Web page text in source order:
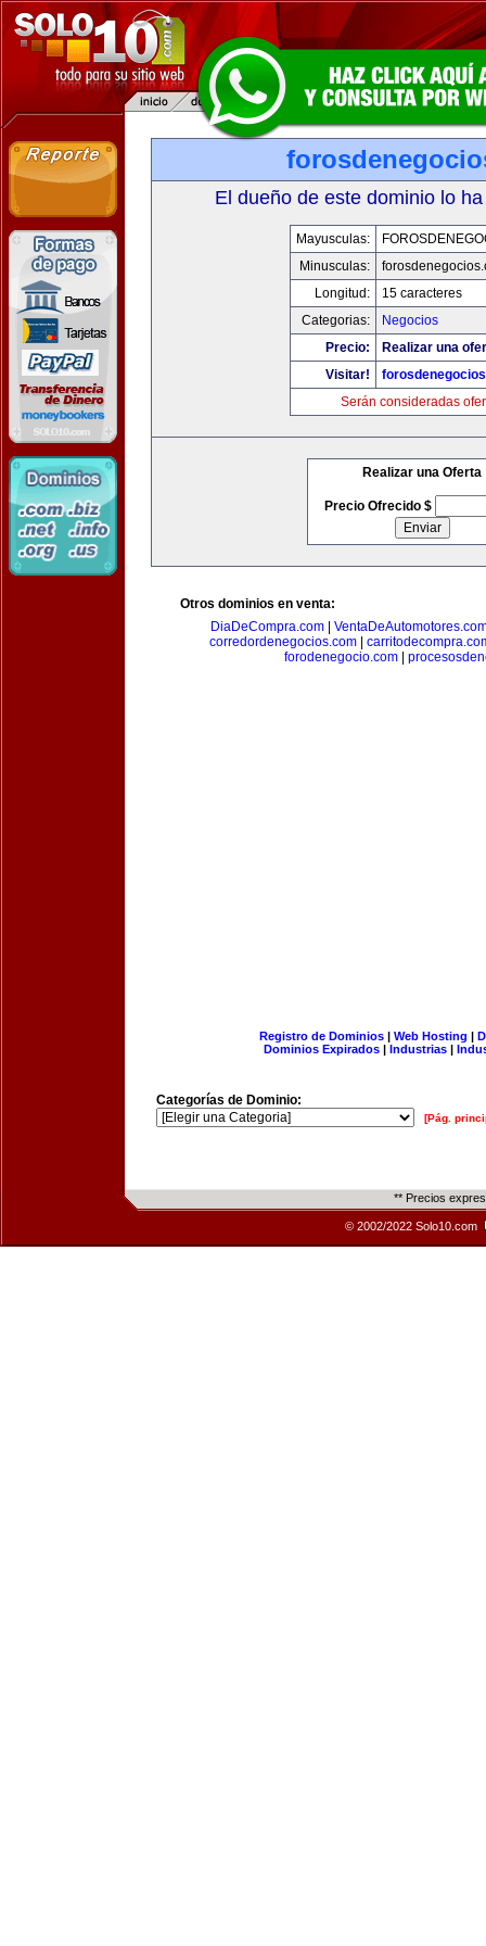
El dueño de este dominio lo
Mayusculas:
Minusculas:
Longitud:
15 caracteres
Categorias:
Negocios
Precio:
Realizar una
Visitar!
Serán consideradas
Realizar una Oferta
Precio Ofrecido $
Otros dominios en venta:
DiaDeCompra.com|
corredordenegocios.com
forodenegocio.com
Registro de Dominios| Web Hosting |
Dominios Expirados | Industrias |
Categorías de Dominio:
[Pág.
** Precios
© 2002/2022 Solo10.com